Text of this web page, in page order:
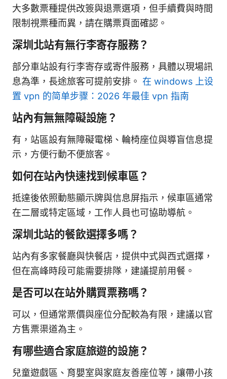
大多數票種提供改簽與退票選項，但手續費與時間
限制視票種而異，請在購票頁面確認。
深圳北站有無行李寄存服務？
部分車站設有行李寄存或寄件服務，具體以現場訊
息為準，長途旅客可提前安排。 在 windows 上设
置 vpn 的简单步骤：2026 年最佳 vpn 指南
站內有無無障礙設施？
有，站區設有無障礙電梯、輪椅座位與導盲信息提
示，方便行動不便旅客。
如何在站內快速找到候車區？
抵達後依照動態顯示牌與信息屏指示，候車區通常
在二層或特定區域，工作人員也可協助導航。
深圳北站的餐飲選擇多嗎？
站內有多家餐廳與快餐店，提供中式與西式選擇，
但在高峰時段可能需要排隊，建議提前用餐。
是否可以在站外購買票務嗎？
可以，但通常票價與座位分配較為有限，建議以官
方售票渠道為主。
有哪些適合家庭旅遊的設施？
兒童遊戲區、育嬰室與家庭友善座位等，讓帶小孩